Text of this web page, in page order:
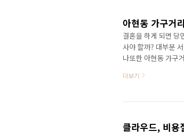
아현동 가구거
결혼을 하게 되면 당
사야 할까? 대부분
나또한 아현동 가구
면서 플랫폼에 대해
는지는 확인할 길은
더보기
클라우드, 비용